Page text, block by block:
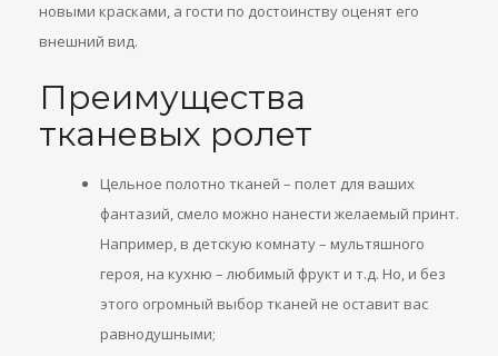
новыми красками, а гости по достоинству оценят его
внешний вид.
Преимущества
тканевых ролет
Цельное полотно тканей – полет для ваших
фантазий, смело можно нанести желаемый принт.
Например, в детскую комнату – мультяшного
героя, на кухню – любимый фрукт и т.д. Но, и без
этого огромный выбор тканей не оставит вас
равнодушными;